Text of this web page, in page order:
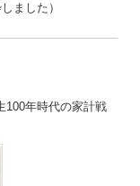
ました）
年時代の家計戦